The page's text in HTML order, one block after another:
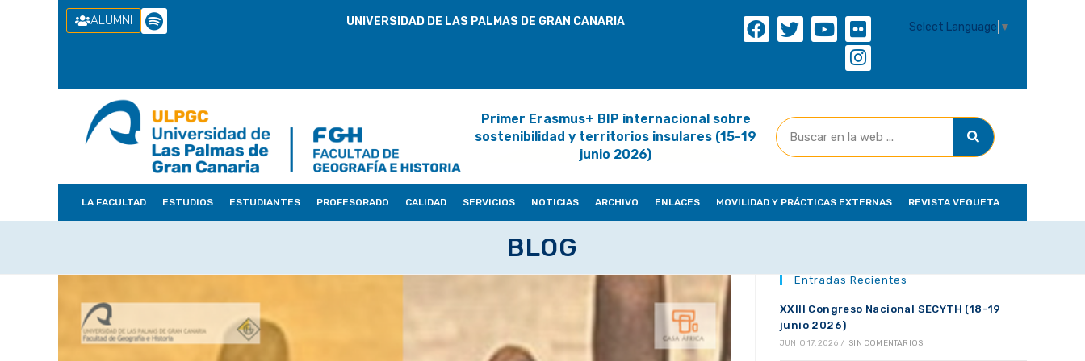
ALUMNI UNIVERSIDAD DE LAS PALMAS DE GRAN CANARIA Select Language ▼
Primer Erasmus+ BIP internacional sobre
sostenibilidad y territorios insulares (15-19
junio 2026)
LA FACULTAD ESTUDIOS ESTUDIANTES PROFESORADO CALIDAD SERVICIOS NOTICIAS ARCHIVO ENLACES MOVILIDAD Y PRÁCTICAS EXTERNAS REVISTA VEGUETA
BLOG
Entradas Recientes
XXIII Congreso Nacional SECYTH (18-19
junio 2026)
JUNIO 17, 2026 / SIN COMENTARIOS